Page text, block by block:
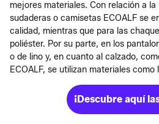
mejores materiales. Con relación a
sudaderas o camisetas ECOALF se
calidad, mientras que para las
poliéster. Por su parte, en los
o de lino y, en cuanto al calzado,
ECOALF, se utilizan materiales
¡Descubre aquí